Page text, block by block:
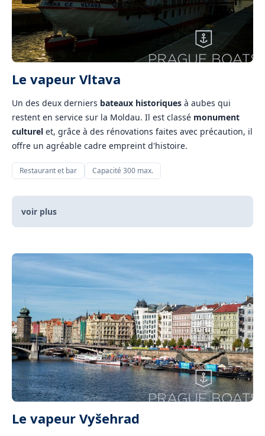
Le vapeur Vltava
Un des deux derniers bateaux historiques à aubes qui
restent en service sur la Moldau. Il est classé monument
culturel et, grâce à des rénovations faites avec précaution, il
offre un agréable cadre empreint d'histoire.
Restaurant et bar Capacité 300 max.
voir plus
Le vapeur Vyšehrad